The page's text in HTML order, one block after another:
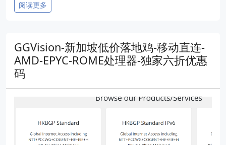
阅读更多
GGVision-新加坡低价落地鸡-移动直连-
AMD-EPYC-ROME处理器-独家六折优惠
码